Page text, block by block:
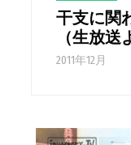
干支に関
（生放送
2011年12月